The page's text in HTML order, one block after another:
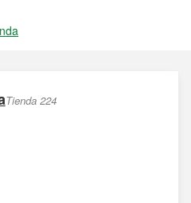
Tienda 224